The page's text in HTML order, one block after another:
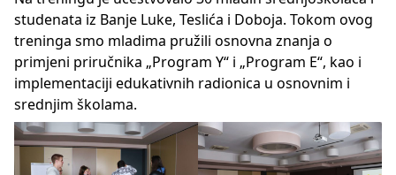
studenata iz Banje Luke, Teslića i Doboja. Tokom ovog
treninga smo mladima pružili osnovna znanja o
primjeni priručnika „Program Y“ i „Program E“, kao i
implementaciji edukativnih radionica u osnovnim i
srednjim školama.